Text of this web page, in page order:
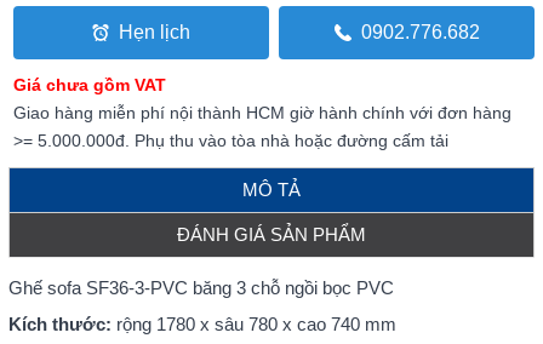
Hẹn lịch 0902.776.682
Giá chưa gồm VAT
Giao hàng miễn phí nội thành HCM giờ hành chính với đơn hàng
>= 5.000.000đ. Phụ thu vào tòa nhà hoặc đường cấm tải
MÔ TẢ
ĐÁNH GIÁ SẢN PHẨM
Ghế sofa SF36-3-PVC băng 3 chỗ ngồi bọc PVC
Kích thước: rộng 1780 x sâu 780 x cao 740 mm